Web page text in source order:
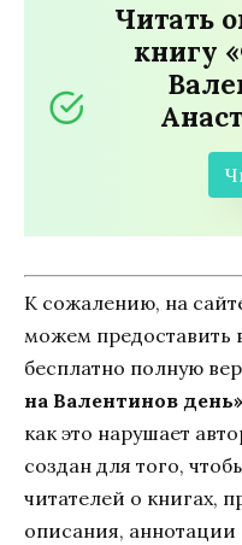
Читать
книгу
К сожалению, на
можем предоставить
бесплатно полную
на Валентинов
как это нарушает
создан для того,
читателей о книгах,
описания, аннотации